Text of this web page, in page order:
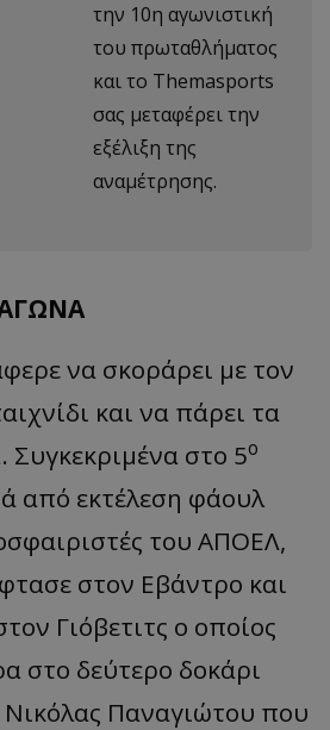
την 10η αγωνιστική
του πρωταθλήματος
και το Τhemasports
σας μεταφέρει την
εξέλιξη της
αναμέτρησης.
να σκοράρει με τον
και να πάρει τα
Συγκεκριμένα στο 5ο
από εκτέλεση φάουλ
του ΑΠΟΕΛ,
στον Εβάντρο και
Γιόβετιτς ο οποίος
στο δεύτερο δοκάρι
Νικόλας Παναγιώτου που